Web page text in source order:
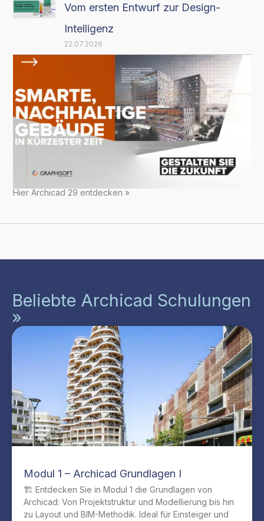
Vom ersten Entwurf zur Design-
Intelligenz
22.07.2026
Hier Archicad 29 entdecken »
Beliebte Archicad Schulungen
»
Modul 1 – Archicad Grundlagen I
🏗️ Entdecken Sie in Modul 1 die Grundlagen von
Archicad: Von Projektstruktur und Modellierung bis hin
zu Layout und BIM-Methodik. Ideal für Einsteiger und